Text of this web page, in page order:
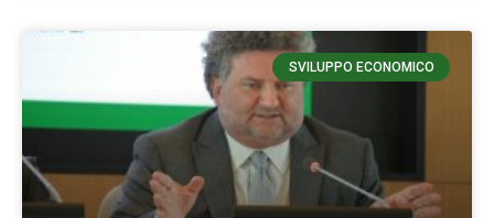
SVILUPPO ECONOMICO